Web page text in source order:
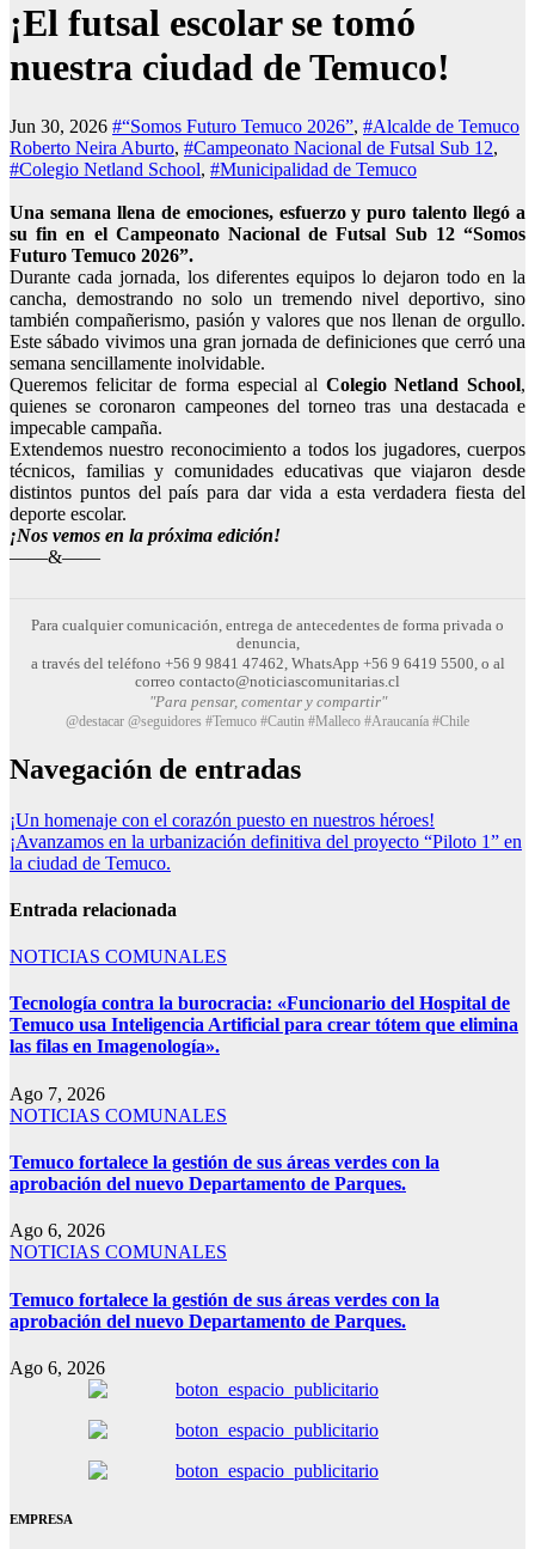
¡El futsal escolar se tomó
nuestra ciudad de Temuco!
Jun 30, 2026 #“Somos Futuro Temuco 2026”, #Alcalde de Temuco
Roberto Neira Aburto, #Campeonato Nacional de Futsal Sub 12,
#Colegio Netland School, #Municipalidad de Temuco
Una semana llena de emociones, esfuerzo y puro talento llegó a
su fin en el Campeonato Nacional de Futsal Sub 12 “Somos
Futuro Temuco 2026”.
Durante cada jornada, los diferentes equipos lo dejaron todo en la
cancha, demostrando no solo un tremendo nivel deportivo, sino
también compañerismo, pasión y valores que nos llenan de orgullo.
Este sábado vivimos una gran jornada de definiciones que cerró una
semana sencillamente inolvidable.
Queremos felicitar de forma especial al Colegio Netland School,
quienes se coronaron campeones del torneo tras una destacada e
impecable campaña.
Extendemos nuestro reconocimiento a todos los jugadores, cuerpos
técnicos, familias y comunidades educativas que viajaron desde
distintos puntos del país para dar vida a esta verdadera fiesta del
deporte escolar.
¡Nos vemos en la próxima edición!
——&——
Para cualquier comunicación, entrega de antecedentes de forma privada o
denuncia,
a través del teléfono +56 9 9841 47462, WhatsApp +56 9 6419 5500, o al
correo contacto@noticiascomunitarias.cl
"Para pensar, comentar y compartir"
@destacar @seguidores #Temuco #Cautin #Malleco #Araucanía #Chile
Navegación de entradas
¡Un homenaje con el corazón puesto en nuestros héroes!
¡Avanzamos en la urbanización definitiva del proyecto “Piloto 1” en
la ciudad de Temuco.
Entrada relacionada
NOTICIAS COMUNALES
Tecnología contra la burocracia: «Funcionario del Hospital de
Temuco usa Inteligencia Artificial para crear tótem que elimina
las filas en Imagenología».
Ago 7, 2026
NOTICIAS COMUNALES
Temuco fortalece la gestión de sus áreas verdes con la
aprobación del nuevo Departamento de Parques.
Ago 6, 2026
NOTICIAS COMUNALES
Temuco fortalece la gestión de sus áreas verdes con la
aprobación del nuevo Departamento de Parques.
Ago 6, 2026
EMPRESA